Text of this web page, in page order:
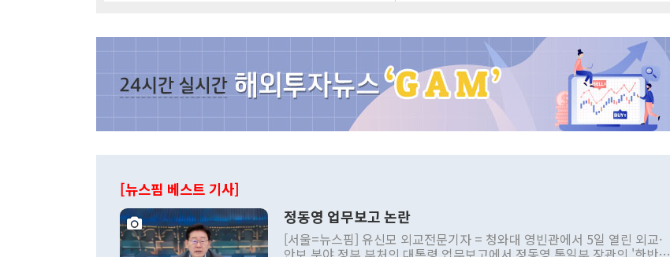
[뉴스핌 베스트 기사]
정동영 업무보고 논란
[서울=뉴스핌] 유신모 외교전문기자 = 청와대 영빈관에서 5일 열린 외교·